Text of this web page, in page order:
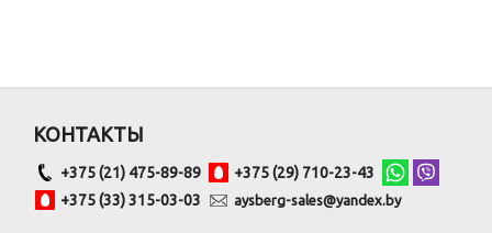
КОНТАКТЫ
+375 (21) 475-89-89
+375 (29) 710-23-43
+375 (33) 315-03-03
aysberg-sales@yandex.by